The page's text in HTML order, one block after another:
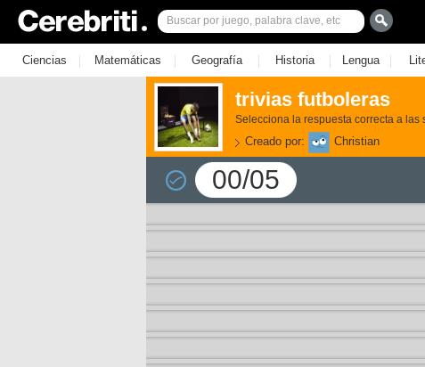
Ciencias | Matemáticas | Geografía | Historia | Lengua |
trivias futboleras
Selecciona la respuesta correcta a las
Creado por: Christian
00/05